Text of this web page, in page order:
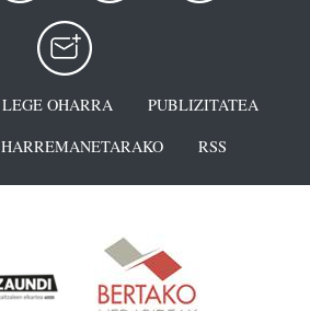
LEGE OHARRA
PUBLIZITATEA
HARREMANETARAKO RSS